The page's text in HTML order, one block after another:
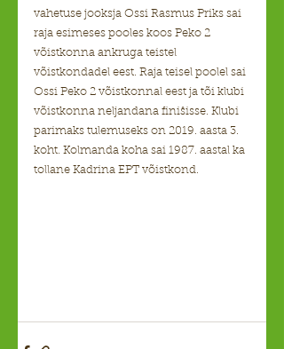
vahetuse jooksja Ossi Rasmus Priks sai
raja esimeses pooles koos Peko 2
võistkonna ankruga teistel
võistkondadel eest. Raja teisel poolel sai
Ossi Peko 2 võistkonnal eest ja tõi klubi
võistkonna neljandana finiŝisse. Klubi
parimaks tulemuseks on 2019. aasta 3.
koht. Kolmanda koha sai 1987. aastal ka
tollane Kadrina EPT võistkond.